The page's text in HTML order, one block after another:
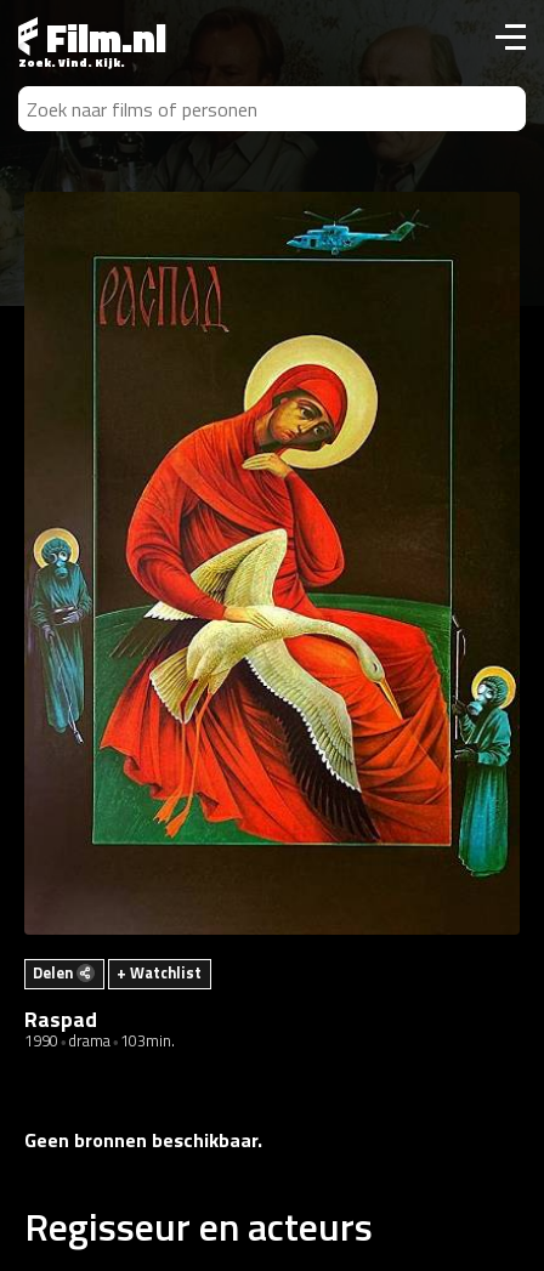
Film.nl
Zoek. Vind. Kijk.
Delen + Watchlist
Raspad
1990 drama 103min.
Geen bronnen beschikbaar.
Regisseur en acteurs